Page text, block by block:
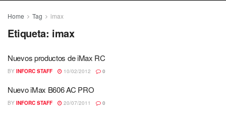
Home Tag imax
Etiqueta: imax
Nuevos productos de iMax RC
BY INFORC STAFF 10/02/2012 0
Nuevo iMax B606 AC PRO
BY INFORC STAFF 20/07/2011 0